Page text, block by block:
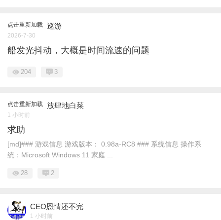
点击重新加载 巡游
2026-7-30
船发光抖动，大概是时间流速的问题
204 3
点击重新加载 放肆地白菜
1 小时前
求助
[md]### 游戏信息 游戏版本： 0.98a-RC8 ### 系统信息 操作系
统：Microsoft Windows 11 家庭 ...
28 2
CEO恩情还不完
1 小时前